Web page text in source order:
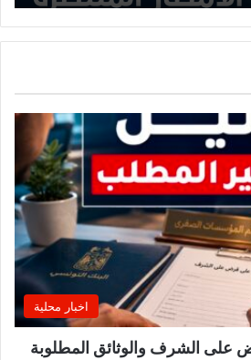
اخبار محلية
على الشرف والوثائق المطلوبة